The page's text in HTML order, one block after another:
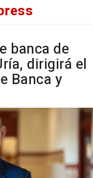
banca de
dirigirá el
Banca y